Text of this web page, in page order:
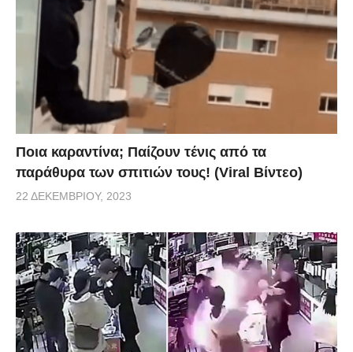
Ποια καραντίνα; Παίζουν τένις από τα
παράθυρα των σπιτιών τους! (Viral Βίντεο)
22 ΔΕΚΕΜΒΡΊΟΥ, 2023